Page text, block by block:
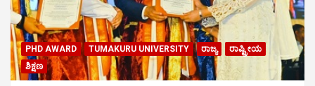
PHD AWARD TUMAKURU UNIVERSITY ರಾಜ್ಯ
ರಾಷ್ಟ್ರೀಯ
ಶಿಕ್ಷಣ